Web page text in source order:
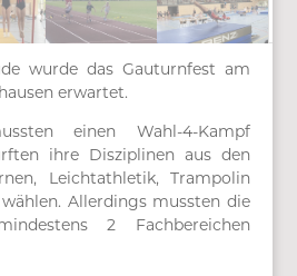
wurde das Gauturnfest am
erwartet.
einen Wahl-4-Kampf
ihre Disziplinen aus den
Leichtathletik, Trampolin
Allerdings mussten die
2 Fachbereichen